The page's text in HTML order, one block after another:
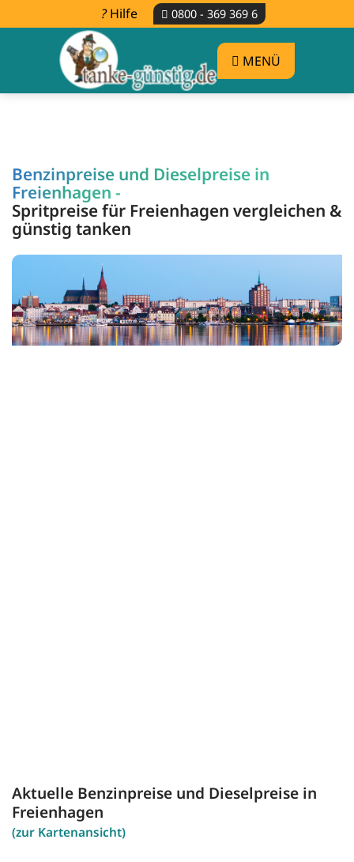
Hilfe 0800 - 369 369 6
MENÜ
Benzinpreise und Dieselpreise in
Freienhagen -
Spritpreise für Freienhagen vergleichen &
günstig tanken
Aktuelle Benzinpreise und Dieselpreise in
Freienhagen
(zur Kartenansicht)